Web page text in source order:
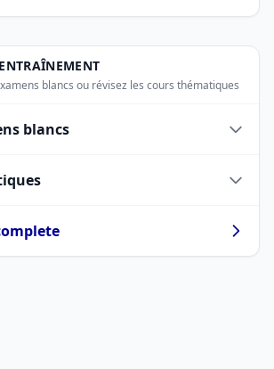
blancs ou révisez les cours thématiques
blancs